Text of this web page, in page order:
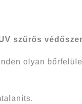
szűrős
olyan